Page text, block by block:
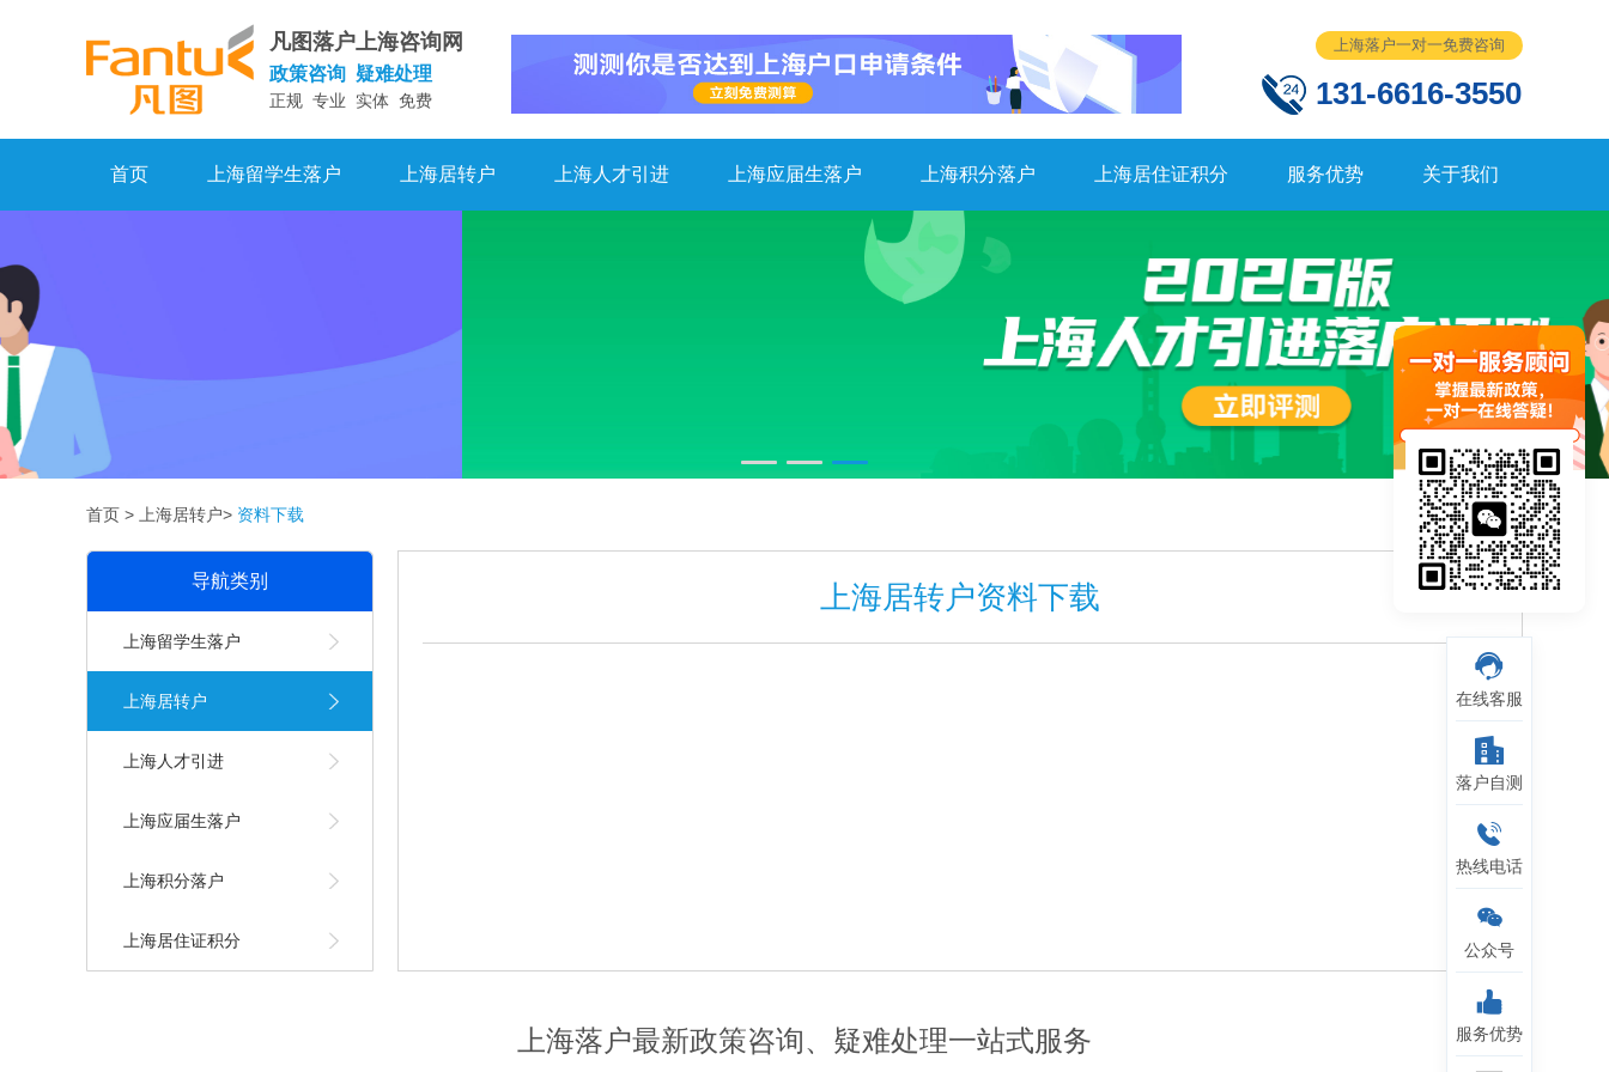
凡图落户上海咨询网
政策咨询 疑难处理
正规 专业 实体 免费
上海落户一对一免费咨询
131-6616-3550
首页 上海留学生落户 上海居转户 上海人才引进 上海应届生落户 上海积分落户 上海居住证积分 服务优势 关于我们
首页 > 上海居转户> 资料下载
导航类别
上海留学生落户
上海居转户
上海人才引进
上海应届生落户
上海积分落户
上海居住证积分
上海居转户资料下载
上海落户最新政策咨询、疑难处理一站式服务
在线客服
落户自测
热线电话
公众号
服务优势